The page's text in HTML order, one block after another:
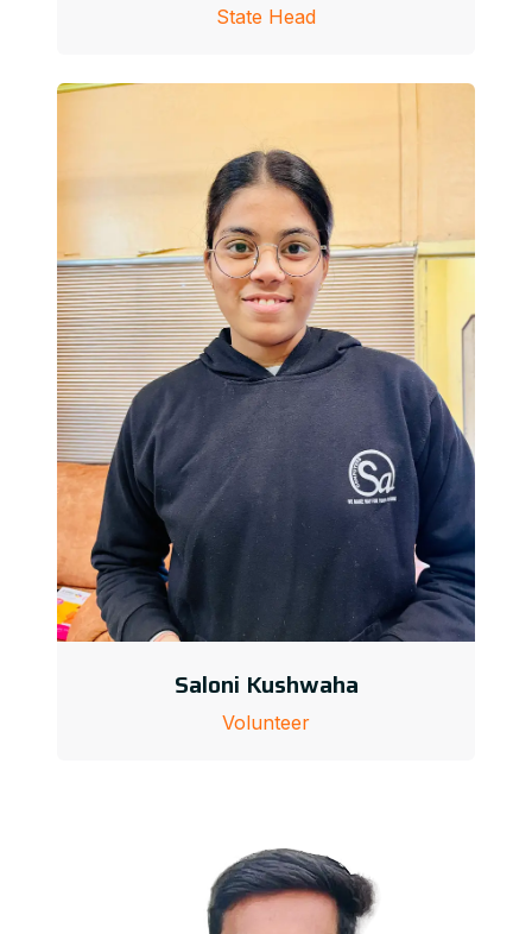
State Head
Saloni Kushwaha
Volunteer